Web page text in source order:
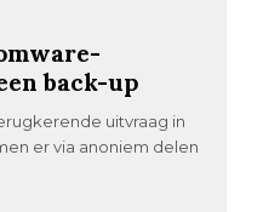
back-up
uitvraag in
er via anoniem delen